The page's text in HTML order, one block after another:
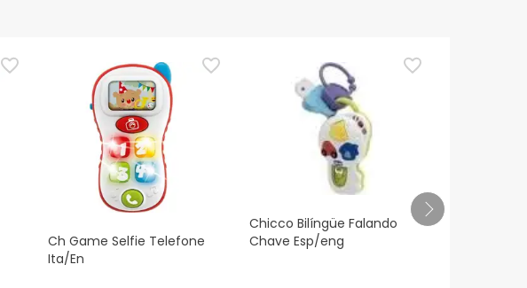
Ch Game Selfie Telefone
Ita/En
Chicco Bilíngüe Falando
Chave Esp/eng